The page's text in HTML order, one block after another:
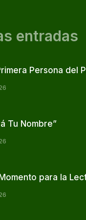
entradas
Persona del
Tu Nombre”
para la